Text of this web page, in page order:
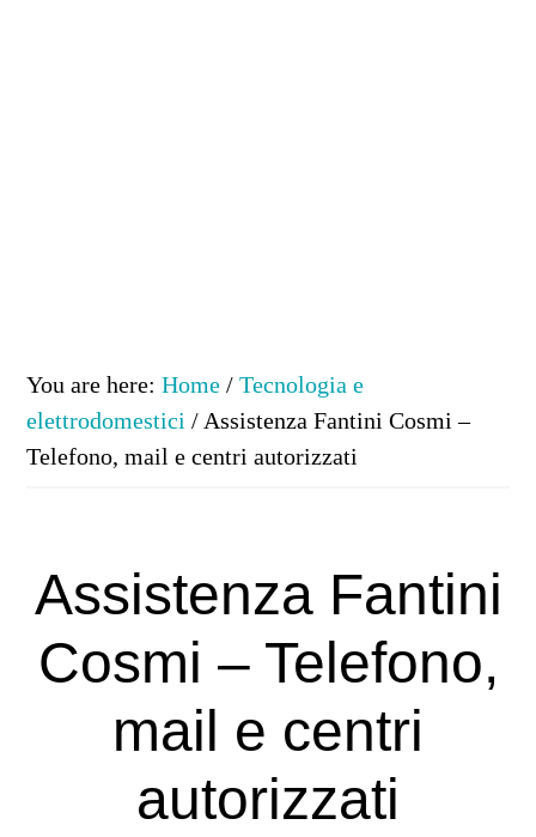
You are here:Home / Tecnologia e
elettrodomestici / Assistenza Fantini Cosmi –
Telefono, mail e centri autorizzati
Assistenza Fantini
Cosmi – Telefono,
mail e centri
autorizzati